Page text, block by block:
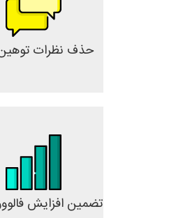
حذف نظرات
تضمین افزایش